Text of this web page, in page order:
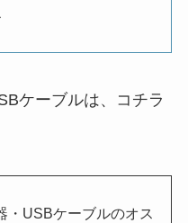
ケーブルは、コチラ
・USBケーブルのオス